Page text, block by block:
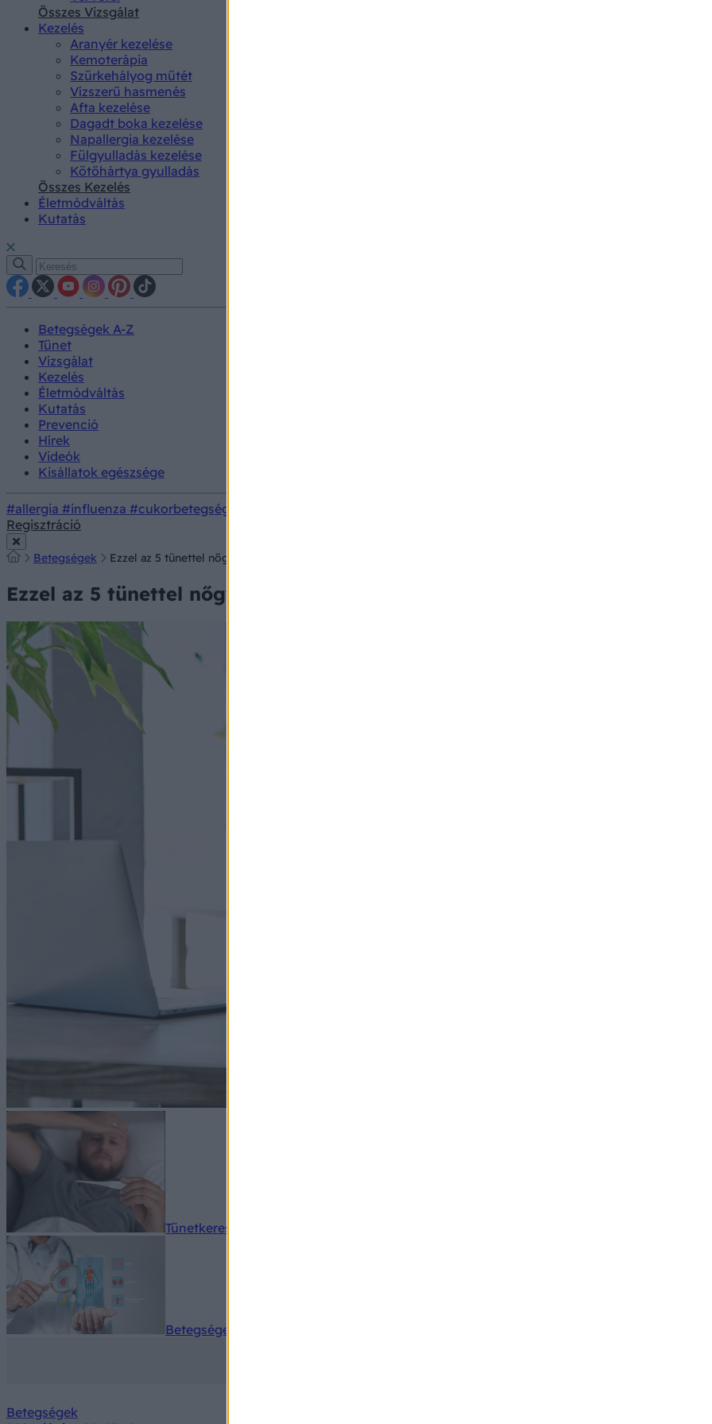
Összes Vizsgálat
Kezelés
Aranyér kezelése
Kemoterápia
Szürkehályog műtét
Vízszerű hasmenés
Afta kezelése
Dagadt boka kezelése
Napallergia kezelése
Fülgyulladás kezelése
Kötőhártya gyulladás
Összes Kezelés
Életmódváltás
Kutatás
Betegségek A-Z
Tünet
Vizsgálat
Kezelés
Életmódváltás
Kutatás
Prevenció
Hírek
Videók
Kisállatok egészsége
#allergia #influenza #cukorbetegség
Regisztráció
Betegségek Ezzel az 5 tünettel nőgyógyászati endokrinológiára kell menni
Ezzel az 5 tünettel nőgyógyászati endokrinológiára kell menni
Tünetkereső
Betegségek A-Z
Betegségek